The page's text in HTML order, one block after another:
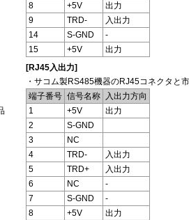
8
+5V
出力
9
TRD-
入出力
14
S-GND
-
15
+5V
出力
[RJ45入出力]
・サコム製RS485機器のRJ45コネクタと
端子番号 信号名称
入出力方向
1
+5V
出力
2
S-GND
3
NC
4
TRD-
入出力
5
TRD+
入出力
6
NC
-
7
S-GND
-
8
+5V
出力